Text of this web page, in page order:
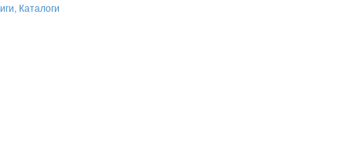
Каталоги